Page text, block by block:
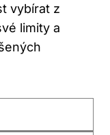
vybírat z
limity a